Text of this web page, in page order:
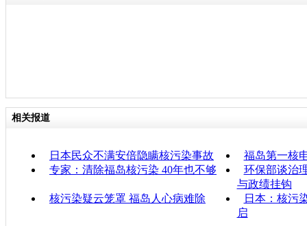
相关报道
日本民众不满安倍隐瞒核污染事故
福岛第一核
专家：清除福岛核污染 40年也不够
环保部谈治
与政绩挂钩
核污染疑云笼罩 福岛人心病难除
日本：核污
启